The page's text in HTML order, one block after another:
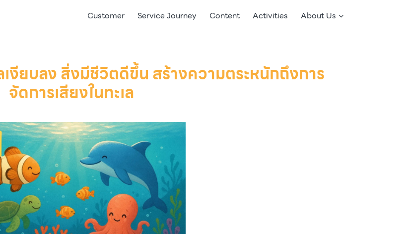
Customer Service Journey Content Activities About Us
งียบลง สิ่งมีชีวิตดีขึ้น สร้างความตระหนักถึงการ
จัดการเสียงในทะเล